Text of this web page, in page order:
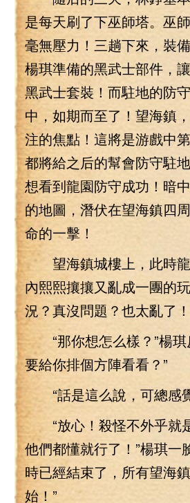
是每天刷了下巫師塔。巫
毫無壓力！三趟下來，裝
楊琪準備的黑武士部件，
黑武士套裝！而駐地的防
中，如期而至了！望海鎮
注的焦點！這將是游戲中
都將給之后的幫會防守駐
想看到龍園防守成功！暗
的地圖，潛伏在望海鎮四
命的一擊！
望海鎮城樓上，此時龍
內熙熙攘攘又亂成一團的
況？真沒問題？也太亂了
“那你想怎么樣？”楊琪
要給你排個方陣看看？”
“話是這么說，可總感
“放心！殺怪不外乎就
他們都懂就行了！”楊琪
時已經結束了，所有望海
始！”